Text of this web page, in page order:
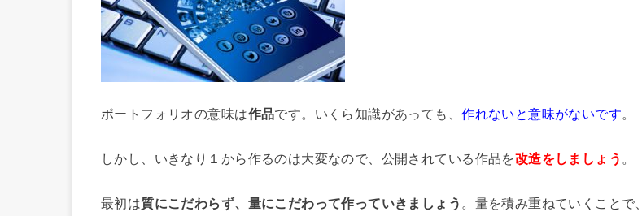
ポートフォリオの意味は作品です。いくら知識があっても、作れないと意味がないです
しかし、いきなり１から作るのは大変なので、公開されている作品を改造をしましょう 。
最初は質にこだわらず、量にこだわって作っていきましょう 。量を積み重ねていくことで、